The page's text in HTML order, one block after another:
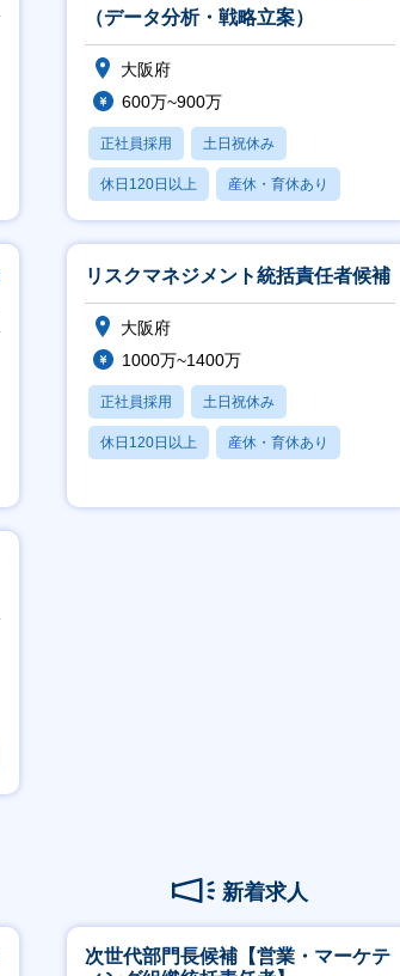
（データ分析・戦略立案）
大阪府
600万~900万
正社員採用 土日祝休み
休日120日以上 産休・育休あり
賞与あり
リスクマネジメント統括責任者候補
大阪府
1000万~1400万
正社員採用 土日祝休み
休日120日以上 産休・育休あり
新着求人
次世代部門長候補【営業・マーケテ